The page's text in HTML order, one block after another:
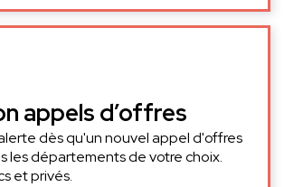
appels d’offres
dès qu'un nouvel appel d'offres
les départements de votre choix.
et privés.